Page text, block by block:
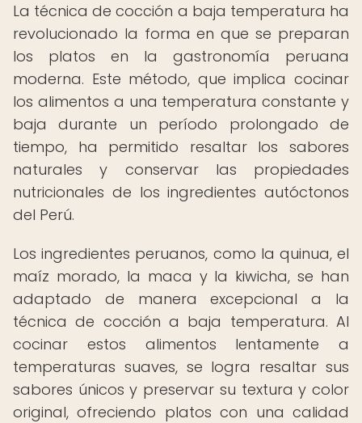
La técnica de cocción a baja temperatura ha
revolucionado la forma en que se preparan
los platos en la gastronomía peruana
moderna. Este método, que implica cocinar
los alimentos a una temperatura constante y
baja durante un período prolongado de
tiempo, ha permitido resaltar los sabores
naturales y conservar las propiedades
nutricionales de los ingredientes autóctonos
del Perú.
Los ingredientes peruanos, como la quinua, el
maíz morado, la maca y la kiwicha, se han
adaptado de manera excepcional a la
técnica de cocción a baja temperatura. Al
cocinar estos alimentos lentamente a
temperaturas suaves, se logra resaltar sus
sabores únicos y preservar su textura y color
original, ofreciendo platos con una calidad